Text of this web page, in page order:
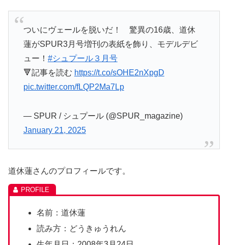
ついにヴェールを脱いだ！ 驚異の16歳、道休
蓮がSPUR3月号増刊の表紙を飾り、モデルデビ
ュー！ #シュプール３月号
🔻記事を読む https://t.co/sOHE2nXpgD
pic.twitter.com/fLQP2Ma7Lp
— SPUR / シュプール (@SPUR_magazine)
January 21, 2025
道休蓮さんのプロフィールです。
名前：道休蓮
読み方：どうきゅうれん